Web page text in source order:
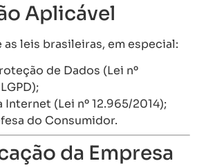
Aplicável
leis brasileiras, em especial:
de Dados (Lei nº
(Lei nº 12.965/2014);
do Consumidor.
da Empresa